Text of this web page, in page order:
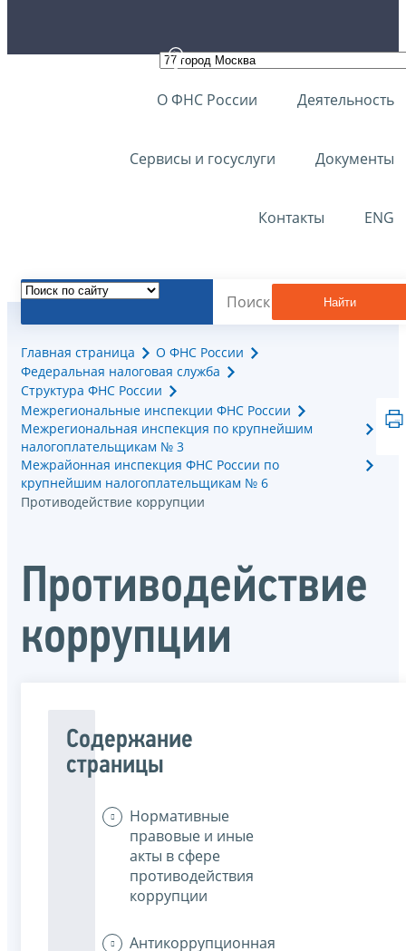
О ФНС России Деятельность
Сервисы и госуслуги Документы
Контакты ENG
Найти
Главная страница
О ФНС России
Федеральная налоговая служба
Структура ФНС России
Межрегиональные инспекции ФНС России
Межрегиональная инспекция по крупнейшим
налогоплательщикам № 3
Межрайонная инспекция ФНС России по
крупнейшим налогоплательщикам № 6
Противодействие коррупции
Противодействие
коррупции
Содержание
страницы
Нормативные
правовые и иные
акты в сфере
противодействия
коррупции
Антикоррупционная